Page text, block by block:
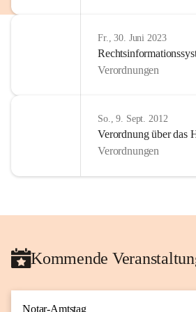
Fr., 30. Juni 2023
Verordnungen
So., 9. Sept. 2012
Verordnung über das
Verordnungen
Kommende
Notar-Amtstag